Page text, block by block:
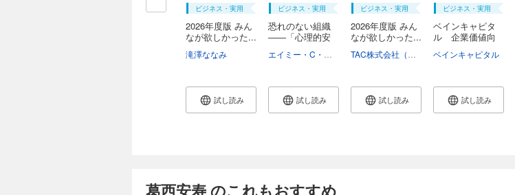
ビジネス・実用
2026年度版 みん
なが欲しかった...
滝澤ななみ
試し読み
ビジネス・実用
恐れのない組織
――「心理的安
野津智子 村瀬俊朗
試し読み
ビジネス・実用
2026年度版 みん
なが欲しかった...
試し読み
ビジネス・実用
ベインキャピタ
ル 企業価値向
ベインキャピタル
試し読み
葛西安寿 のこれもおすすめ